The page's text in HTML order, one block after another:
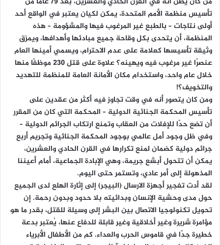
تأسيس منظمة الأمم المتحدة، یمکن لكيان يعتبر في الواقع أحد
أولى نتاجات – بالطبع غير المرغوب فيها والمشؤومة – هذه
المنظمة، أن يتحدى بكل وقاحة جميع مبادئها وأهدافها، ويمزق
وثيقة تأسيسها كعلامة على عدم الاحترام، ويسمي أمينها العام
عنصرًا غير مرغوب فيه ويهينه؟ علاوة على قتل 230 موظفًا منها
خلال عام واحد، واستخدام مكان الأمانة العامة للمنظمة للتهديد
والتخويف؟!
ومن كان يتصور أنه في وقت تجاوز فيه أكثر من عقدين على
تأسيس المحكمة الجنائية الدولية – المحكمة التي كان من المقرر
أن تضع حدًا للإفلات من العقاب وتمنع ارتكاب الجرائم الدولية –
وفي ظل وجود أمل عالمي بوجود المحكمة الجنائية وتجريم أربع
جرائم دولية كضمان لمنع تكرارها في القرن الحادي والعشرين،
يمكن أن تتحول أبشع جريمة، وهي الإبادة الجماعية، أمام أعيننا
المذهولة إلى أمر عادي، وتستمر حتى اليوم.
لقد أدت تفجیر أجهزة الارسال (البیجر) إلى إثارة الهلع لدى الجميع
حول مدى وحشية الإنسان وبدائيته بلا حدود وبدون رحمة. إن
تحويل تكنولوجيا الاتصال بين البشر إلى وسيلة للقتل، بقدر ما هو
مؤامرة شريرة وغير أخلاقية وغير قابلة للدفاع عنها، يُعتبر بدعة
خطيرة جدًا في قاموس الحرب والعداء. كم من الأطفال الأبرياء